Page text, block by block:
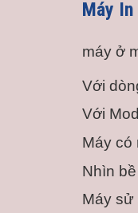
Máy
máy ở
Với
Với
Máy có
Nhìn
Máy sử